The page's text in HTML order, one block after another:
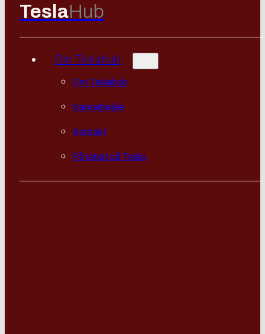
TeslaHub
Om Teslahub
Om Teslahub
Samarbejde
Kontakt
Få rabat på Tesla